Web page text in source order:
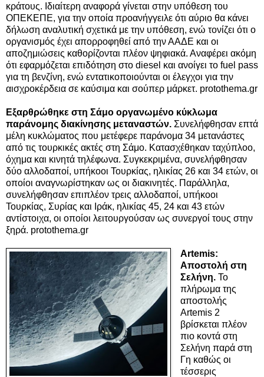
κράτους. Ιδιαίτερη αναφορά γίνεται στην υπόθεση του
ΟΠΕΚΕΠΕ, για την οποία προανήγγειλε ότι αύριο θα κάνει
δήλωση αναλυτική σχετικά με την υπόθεση, ενώ τονίζει ότι ο
οργανισμός έχει απορροφηθεί από την ΑΑΔΕ και οι
αποζημιώσεις καθορίζονται πλέον ψηφιακά. Αναφέρει ακόμη
ότι εφαρμόζεται επιδότηση στο diesel και ανοίγει το fuel pass
για τη βενζίνη, ενώ εντατικοποιούνται οι έλεγχοι για την
αισχροκέρδεια σε καύσιμα και σούπερ μάρκετ. protothema.gr
Εξαρθρώθηκε στη Σάμο οργανωμένο κύκλωμα
παράνομης διακίνησης μεταναστών. Συνελήφθησαν επτά
μέλη κυκλώματος που μετέφερε παράνομα 34 μετανάστες
από τις τουρκικές ακτές στη Σάμο. Κατασχέθηκαν ταχύπλοο,
όχημα και κινητά τηλέφωνα. Συγκεκριμένα, συνελήφθησαν
δύο αλλοδαποί, υπήκοοι Τουρκίας, ηλικίας 26 και 34 ετών, οι
οποίοι αναγνωρίστηκαν ως οι διακινητές. Παράλληλα,
συνελήφθησαν επιπλέον τρεις αλλοδαποί, υπήκοοι
Τουρκίας, Συρίας και Ιράκ, ηλικίας 45, 24 και 43 ετών
αντίστοιχα, οι οποίοι λειτουργούσαν ως συνεργοί τους στην
ξηρά. protothema.gr
Artemis:
Αποστολή στη
Σελήνη. Το
πλήρωμα της
αποστολής
Artemis 2
βρίσκεται πλέον
πιο κοντά στη
Σελήνη παρά στη
Γη καθώς οι
τέσσερις